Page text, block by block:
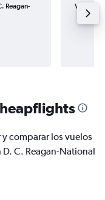
Reagan-
Vuelo de
comparar los vuelos
C. Reagan-National